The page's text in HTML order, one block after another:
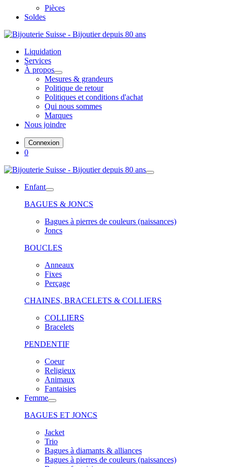
Pièces
Soldes
Liquidation
Services
À propos
Mesures & grandeurs
Politique de retour
Politiques et conditions d'achat
Qui nous sommes
Marques
Nous joindre
Connexion
0
Enfant
BAGUES & JONCS
Bagues à pierres de couleurs (naissances)
Joncs
BOUCLES
Anneaux
Fixes
Perçage
CHAINES, BRACELETS & COLLIERS
COLLIERS
Bracelets
PENDENTIF
Coeur
Religieux
Animaux
Fantaisies
Femme
BAGUES ET JONCS
Jacket
Trio
Bagues à diamants & alliances
Bagues à pierres de couleurs (naissances)